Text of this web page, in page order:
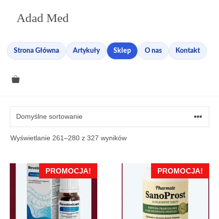
Adad Med
Strona Główna Artykuły Sklep O nas Kontakt
Wyświetlanie 261–280 z 327 wyników
PROMOCJA! PROMOCJA!